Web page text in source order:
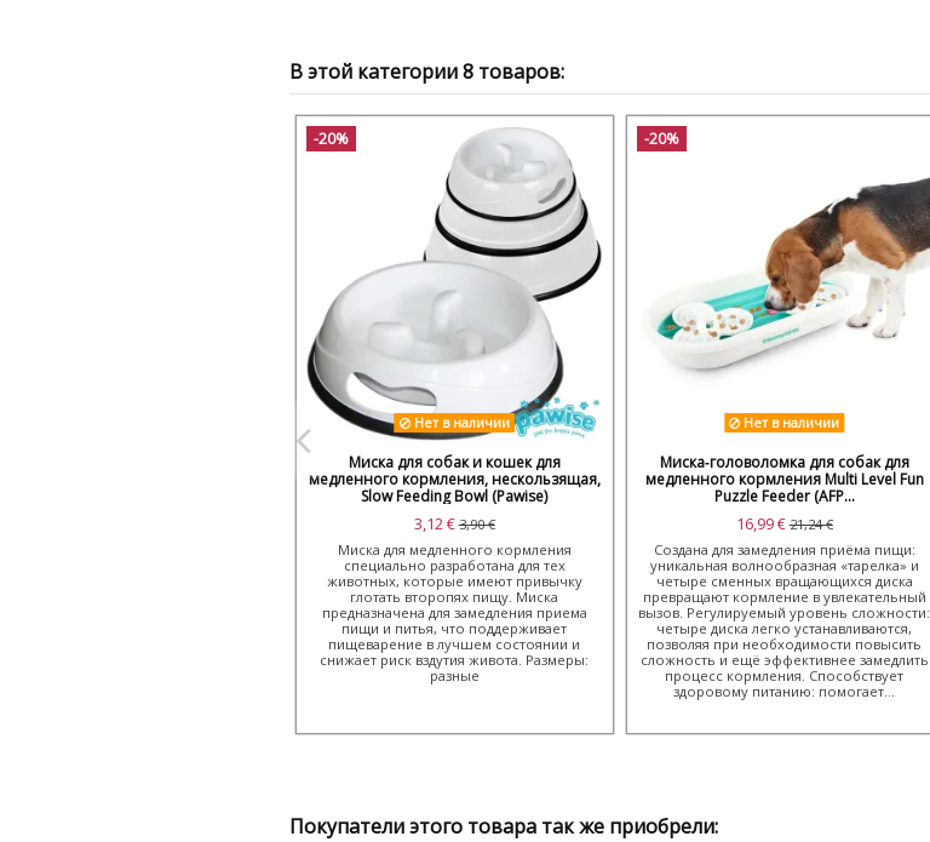
В этой категории 8 товаров:
-20%
Нет в наличии
Миска для собак и кошек для
медленного кормления, нескользящая,
Slow Feeding Bowl (Pawise)
3,12 €3,90 €
Миска для медленного кормления
специально разработана для тех
животных, которые имеют привычку
глотать второпях пищу. Миска
предназначена для замедления приема
пищи и питья, что поддерживает
пищеварение в лучшем состоянии и
снижает риск вздутия живота. Размеры:
разные
-20%
Нет в наличии
Миска‑головоломка для собак для
медленного кормления Multi Level Fun
Puzzle Feeder (AFP...
16,99 €21,24 €
Создана для замедления приёма пищи:
уникальная волнообразная «тарелка» и
четыре сменных вращающихся диска
превращают кормление в увлекательный
вызов. Регулируемый уровень сложности:
четыре диска легко устанавливаются,
позволяя при необходимости повысить
сложность и ещё эффективнее замедлить
процесс кормления. Способствует
здоровому питанию: помогает...
Покупатели этого товара так же приобрели: